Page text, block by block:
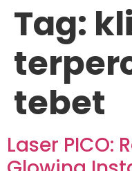
Tag:
tebet
Laser PICO: